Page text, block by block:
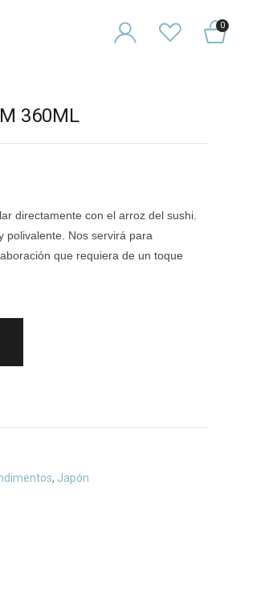
0
360ML
directamente con el arroz del sushi.
polivalente. Nos servirá para
que requiera de un toque
, Japón